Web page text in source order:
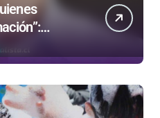
cuestiona la